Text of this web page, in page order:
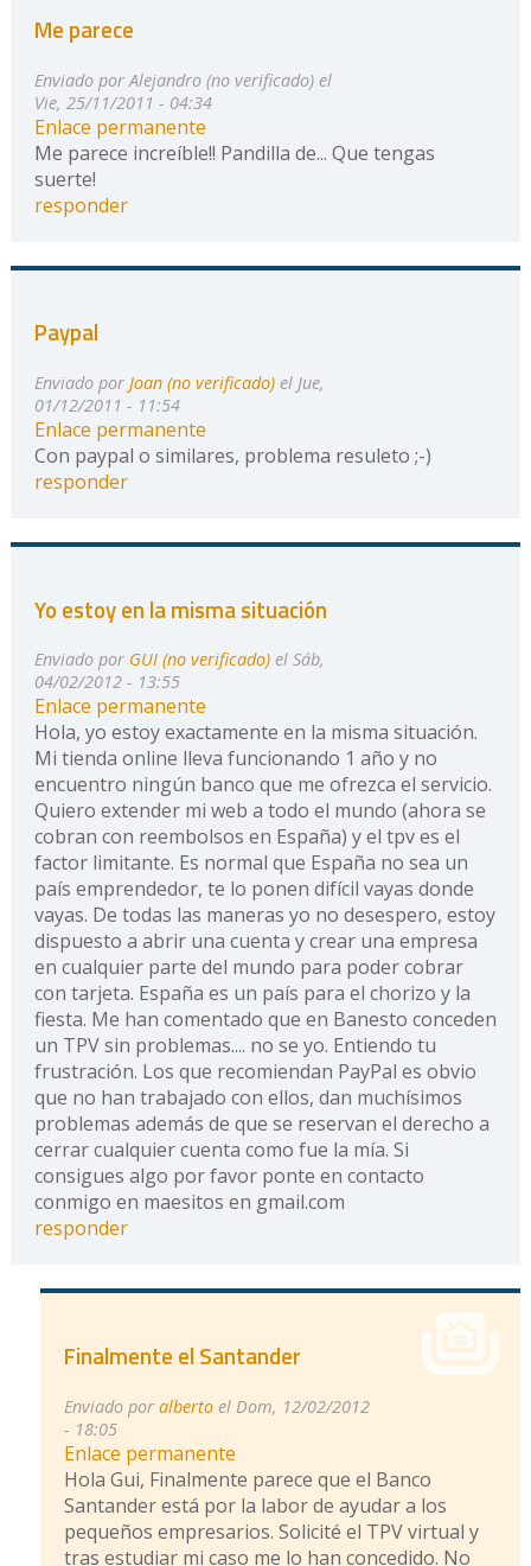
Me parece
Enviado por Alejandro (no verificado)el
Vie, 25/11/2011 - 04:34
Enlace permanente
Me parece increíble!! Pandilla de... Que tengas
suerte!
responder
Paypal
Enviado por Joan (no verificado)el Jue,
01/12/2011 - 11:54
Enlace permanente
Con paypal o similares, problema resuleto ;-)
responder
Yo estoy en la misma situación
Enviado por GUI (no verificado)el Sáb,
04/02/2012 - 13:55
Enlace permanente
Hola, yo estoy exactamente en la misma situación.
Mi tienda online lleva funcionando 1 año y no
encuentro ningún banco que me ofrezca el servicio.
Quiero extender mi web a todo el mundo (ahora se
cobran con reembolsos en España) y el tpv es el
factor limitante. Es normal que España no sea un
país emprendedor, te lo ponen difícil vayas donde
vayas. De todas las maneras yo no desespero, estoy
dispuesto a abrir una cuenta y crear una empresa
en cualquier parte del mundo para poder cobrar
con tarjeta. España es un país para el chorizo y la
fiesta. Me han comentado que en Banesto conceden
un TPV sin problemas.... no se yo. Entiendo tu
frustración. Los que recomiendan PayPal es obvio
que no han trabajado con ellos, dan muchísimos
problemas además de que se reservan el derecho a
cerrar cualquier cuenta como fue la mía. Si
consigues algo por favor ponte en contacto
conmigo en maesitos en gmail.com
responder
Finalmente el Santander
Enviado por albertoel Dom, 12/02/2012
- 18:05
Enlace permanente
Hola Gui, Finalmente parece que el Banco
Santander está por la labor de ayudar a los
pequeños empresarios. Solicité el TPV virtual y
tras estudiar mi caso me lo han concedido. No